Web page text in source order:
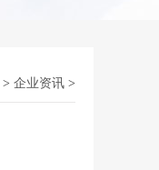
> 企业资讯 >